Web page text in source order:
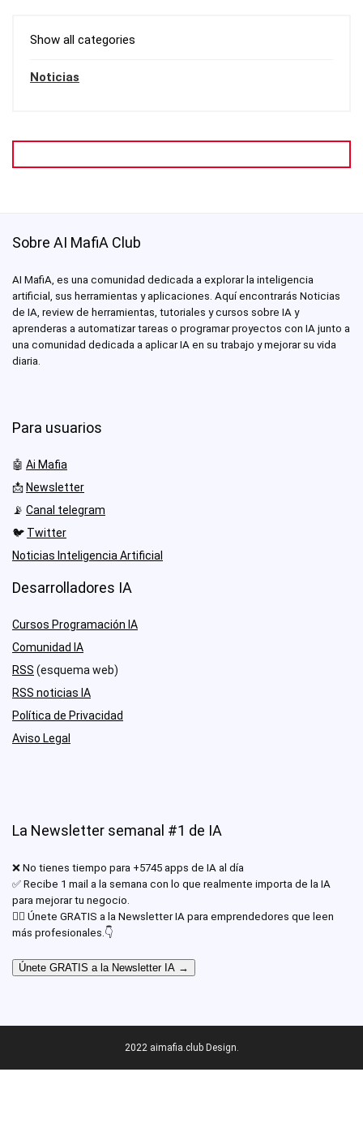
Show all categories
Noticias
Sobre AI MafiA Club
AI MafiA, es una comunidad dedicada a explorar la inteligencia
artificial, sus herramientas y aplicaciones. Aquí encontrarás Noticias
de IA, review de herramientas, tutoriales y cursos sobre IA y
aprenderas a automatizar tareas o programar proyectos con IA junto a
una comunidad dedicada a aplicar IA en su trabajo y mejorar su vida
diaria.
Para usuarios
🤖 Ai Mafia
📩 Newsletter
📡 Canal telegram
🐦 Twitter
Noticias Inteligencia Artificial
Desarrolladores IA
Cursos Programación IA
Comunidad IA
RSS (esquema web)
RSS noticias IA
Política de Privacidad
Aviso Legal
La Newsletter semanal #1 de IA
❌ No tienes tiempo para +5745 apps de IA al día
✅ Recibe 1 mail a la semana con lo que realmente importa de la IA
para mejorar tu negocio.
✊🏾 Únete GRATIS a la Newsletter IA para emprendedores que leen
más profesionales.👇
Únete GRATIS a la Newsletter IA →
2022 aimafia.club Design.